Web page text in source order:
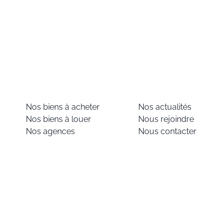
Nos biens à acheter
Nos biens à louer
Nos agences
Nos actualités
Nous rejoindre
Nous contacter